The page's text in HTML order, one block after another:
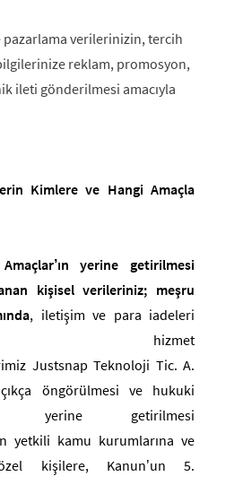
pazarlama verilerinizin, tercih
reklam, promosyon,
ileti gönderilmesi amacıyla
Kimlere ve Hangi Amaçla
yerine getirilmesi
kişisel verileriniz; meşru
, iletişim ve para iadeleri
hizmet
Justsnap Teknoloji Tic. A.
öngörülmesi ve hukuki
yerine getirilmesi
yetkili kamu kurumlarına ve
kişilere, Kanun’un 5.